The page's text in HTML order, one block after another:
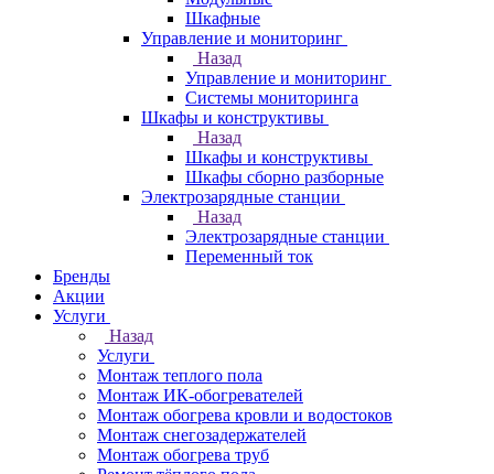
Шкафные
Управление и мониторинг
Назад
Управление и мониторинг
Системы мониторинга
Шкафы и конструктивы
Назад
Шкафы и конструктивы
Шкафы сборно разборные
Электрозарядные станции
Назад
Электрозарядные станции
Переменный ток
Бренды
Акции
Услуги
Назад
Услуги
Монтаж теплого пола
Монтаж ИК-обогревателей
Монтаж обогрева кровли и водостоков
Монтаж снегозадержателей
Монтаж обогрева труб